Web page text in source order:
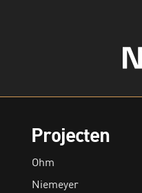
Projecten
Ohm
Niemeyer